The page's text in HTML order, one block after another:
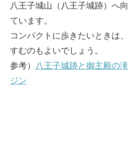
八王子城山（八王子城跡）へ
ています。
コンパクトに歩きたいときは
すむのもよいでしょう。
参考）
八王子城跡と御主殿の
ジン